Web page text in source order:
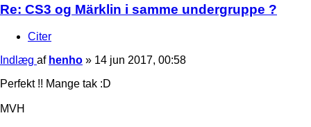
Re: CS3 og Märklin i samme undergruppe ?
Citer
Indlæg af henho » 14 jun 2017, 00:58
Perfekt !! Mange tak :D
MVH